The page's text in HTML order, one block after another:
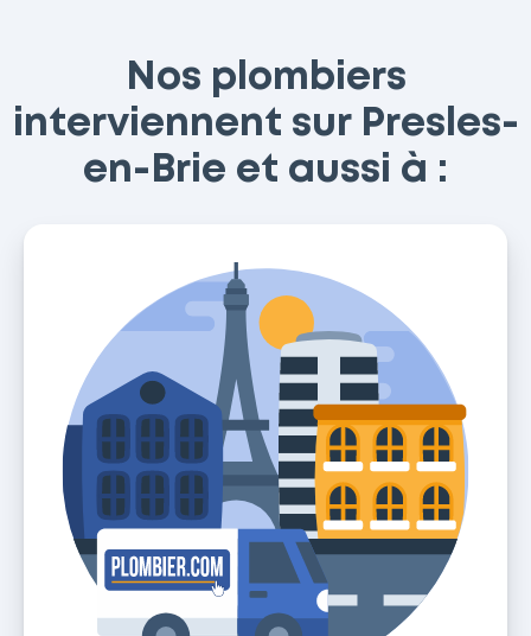
Nos plombiers
interviennent sur Presles-
en-Brie et aussi à :